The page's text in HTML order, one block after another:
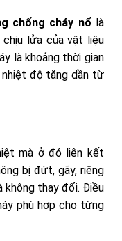
chống cháy nổlà
chịu lửa của vật liệu
là khoảng thời gian
độ tăng dần từ
mà ở đó liên kết
bị đứt, gãy, riêng
không thay đổi. Điều
phù hợp cho từng